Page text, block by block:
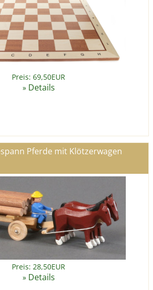
Preis: 69,50EUR
» Details
Pferde mit Klötzerwagen
Preis: 28,50EUR
» Details